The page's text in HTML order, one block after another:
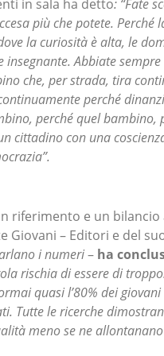
in sala ha detto: “Fate
più che potete.
la curiosità è alta, le
insegnante. Abbiate
che, per strada, tira
perché
perché quel bambino,
cittadino con una
riferimento e un bilancio
Giovani – Editori e del
i numeri– ha
rischia di essere di
quasi l’80% dei
Tutte le ricerche
meno se ne